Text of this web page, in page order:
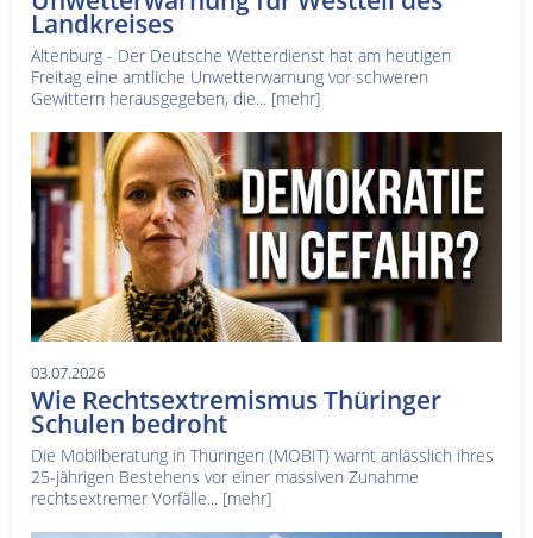
Landkreises
Altenburg - Der Deutsche Wetterdienst hat am heutigen
Freitag eine amtliche Unwetterwarnung vor schweren
Gewittern herausgegeben, die... [mehr]
03.07.2026
Wie Rechtsextremismus Thüringer
Schulen bedroht
Die Mobilberatung in Thüringen (MOBIT) warnt anlässlich ihres
25-jährigen Bestehens vor einer massiven Zunahme
rechtsextremer Vorfälle... [mehr]